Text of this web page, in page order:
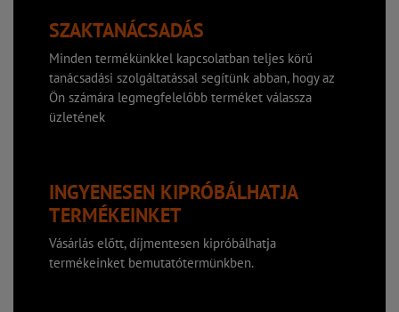
SZAKTANÁCSADÁS
Minden termékünkkel kapcsolatban teljes körű
tanácsadási szolgáltatással segítünk abban, hogy az
Ön számára legmegfelelőbb terméket válassza
üzletének
INGYENESEN KIPRÓBÁLHATJA
TERMÉKEINKET
Vásárlás előtt, díjmentesen kipróbálhatja
termékeinket bemutatótermünkben.